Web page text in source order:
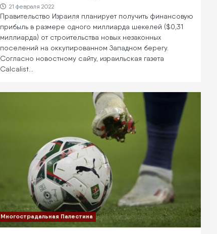
21 февраля 2022
Правительство Израиля планирует получить финансовую
прибыль в размере одного миллиарда шекелей ($0,31
миллиарда) от строительства новых незаконных
поселений на оккупированном Западном берегу.
Согласно новостному сайту, израильская газета
Calcalist…
Многострадальная Палестина